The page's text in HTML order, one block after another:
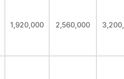
1,920,000 2,560,000